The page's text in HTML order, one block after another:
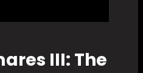
III: The